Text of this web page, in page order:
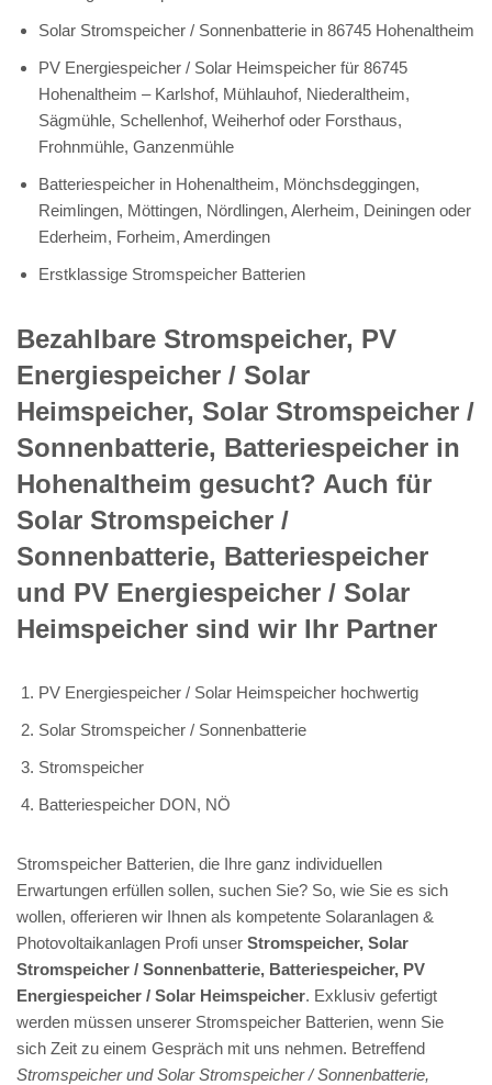
Solar Stromspeicher / Sonnenbatterie in 86745 Hohenaltheim
PV Energiespeicher / Solar Heimspeicher für 86745
Hohenaltheim – Karlshof, Mühlauhof, Niederaltheim,
Sägmühle, Schellenhof, Weiherhof oder Forsthaus,
Frohnmühle, Ganzenmühle
Batteriespeicher in Hohenaltheim, Mönchsdeggingen,
Reimlingen, Möttingen, Nördlingen, Alerheim, Deiningen oder
Ederheim, Forheim, Amerdingen
Erstklassige Stromspeicher Batterien
Bezahlbare Stromspeicher, PV
Energiespeicher / Solar
Heimspeicher, Solar Stromspeicher /
Sonnenbatterie, Batteriespeicher in
Hohenaltheim gesucht? Auch für
Solar Stromspeicher /
Sonnenbatterie, Batteriespeicher
und PV Energiespeicher / Solar
Heimspeicher sind wir Ihr Partner
PV Energiespeicher / Solar Heimspeicher hochwertig
Solar Stromspeicher / Sonnenbatterie
Stromspeicher
Batteriespeicher DON, NÖ
Stromspeicher Batterien, die Ihre ganz individuellen
Erwartungen erfüllen sollen, suchen Sie? So, wie Sie es sich
wollen, offerieren wir Ihnen als kompetente Solaranlagen &
Photovoltaikanlagen Profi unser Stromspeicher, Solar
Stromspeicher / Sonnenbatterie, Batteriespeicher, PV
Energiespeicher / Solar Heimspeicher. Exklusiv gefertigt
werden müssen unserer Stromspeicher Batterien, wenn Sie
sich Zeit zu einem Gespräch mit uns nehmen. Betreffend
Stromspeicher und Solar Stromspeicher / Sonnenbatterie,